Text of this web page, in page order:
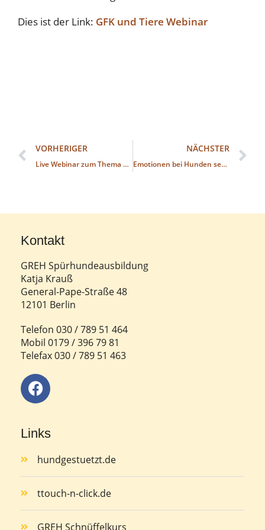
Dies ist der Link: GFK und Tiere Webinar
VORHERIGER
Live Webinar zum Thema GFK und Tiere am Montag dem 10.01.22
NÄCHSTER
Emotionen bei Hunden sehen lernen
Kontakt
GREH Spürhundeausbildung
Katja Krauß
General-Pape-Straße 48
12101 Berlin
Telefon 030 / 789 51 464
Mobil 0179 / 396 79 81
Telefax 030 / 789 51 463
Links
hundgestuetzt.de
ttouch-n-click.de
GREH Schnüffelkurs